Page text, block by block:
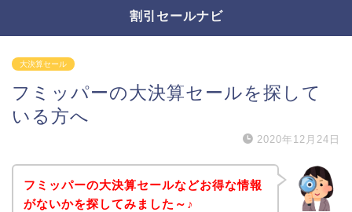
割引セールナビ
大決算セール
フミッパーの大決算セールを探して
いる方へ
2020年12月24日
フミッパーの大決算セールなどお得な情報
がないかを探してみました～♪